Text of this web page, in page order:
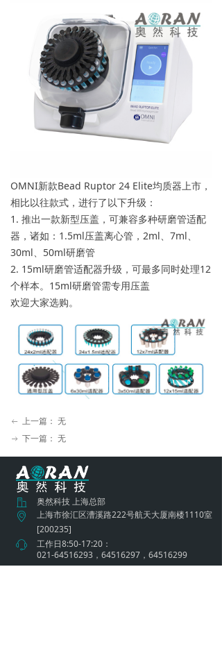
OMNI新款Bead Ruptor 24 Elite均质器上市，
相比以往款式，进行了以下升级：
1. 推出一款新型压盖，可兼容多种研磨管适配
器，诸如：1.5ml压盖离心管，2ml、7ml、
30ml、50ml研磨管
2. 15ml研磨管适配器升级，可最多同时处理12
个样本。15ml研磨管需专用压盖
欢迎大家选购。
ꂃ 上一篇： 无
ꁹ 下一篇： 无
奥然科技 上海总部
ꀷ
ꁱ
ꀶ
上海市徐汇区漕溪路222号航天大厦南楼1110室
[200235]
工作日8:50-17:20：
021-64516293，64516297，64516299